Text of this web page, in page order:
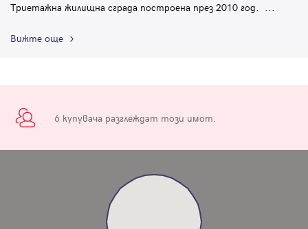
Триетажна жилищна сграда построена през 2010 год. ...
Вижте още
6 купувача разглеждат този имот.